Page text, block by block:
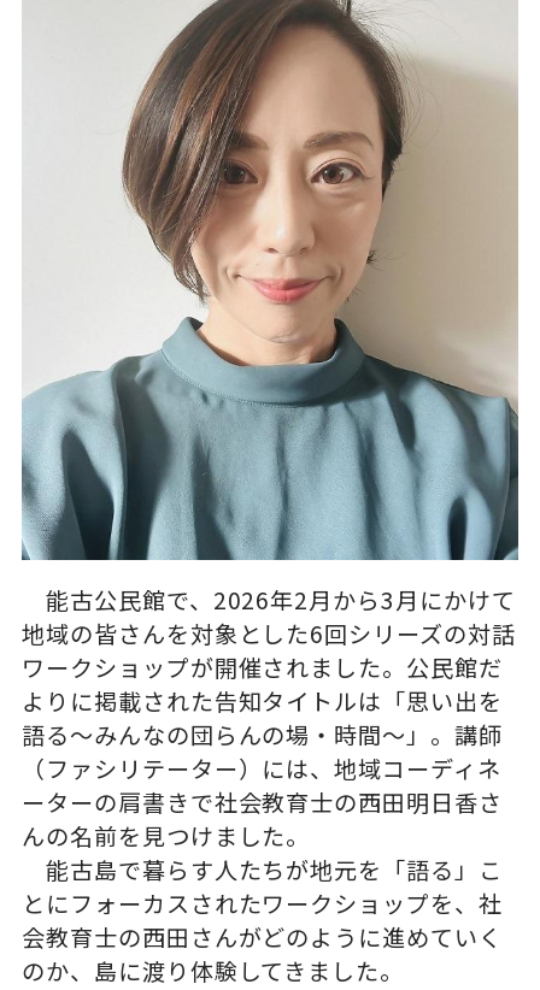
能古公民館で、2026年2月から3月にかけて
地域の皆さんを対象とした6回シリーズの対話
ワークショップが開催されました。公民館だ
よりに掲載された告知タイトルは「思い出を
語る～みんなの団らんの場・時間～」。講師
（ファシリテーター）には、地域コーディネ
ーターの肩書きで社会教育士の西田明日香さ
んの名前を見つけました。
能古島で暮らす人たちが地元を「語る」こ
とにフォーカスされたワークショップを、社
会教育士の西田さんがどのように進めていく
のか、島に渡り体験してきました。